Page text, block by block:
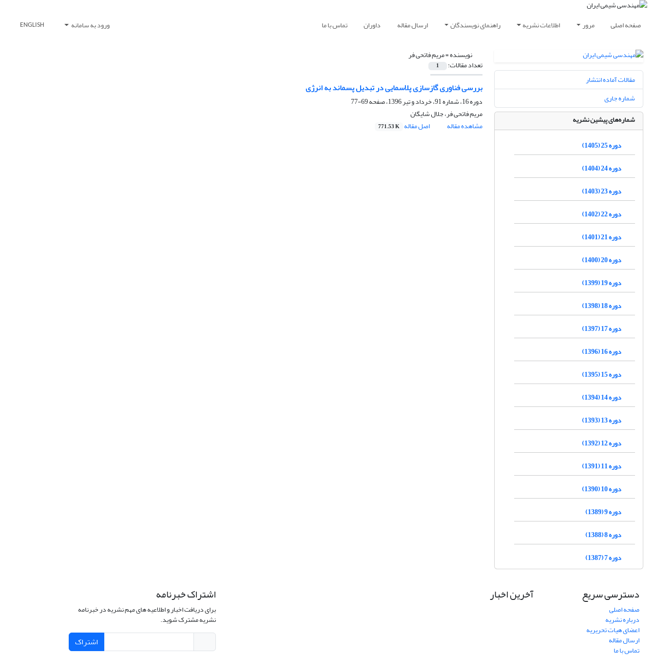
صفحه اصلی مرور اطلاعات نشریه راهنمای نویسندگان ارسال مقاله داوران تماس با ما ورود به سامانه ENGLISH
نویسنده =مریم فاتحی فر
تعداد مقالات: 1
بررسی فناوری گازسازی پلاسمایی در تبدیل پسماند به انرژی
دوره 16، شماره 91، خرداد و تیر 1396، صفحه
69-77
مریم فاتحی فر، جلال شایگان
مشاهده مقاله
اصل مقاله 771.53 K
مقالات آماده انتشار
شماره جاری
شماره‌های پیشین نشریه
دوره 25 (1405)
دوره 24 (1404)
دوره 23 (1403)
دوره 22 (1402)
دوره 21 (1401)
دوره 20 (1400)
دوره 19 (1399)
دوره 18 (1398)
دوره 17 (1397)
دوره 16 (1396)
دوره 15 (1395)
دوره 14 (1394)
دوره 13 (1393)
دوره 12 (1392)
دوره 11 (1391)
دوره 10 (1390)
دوره 9 (1389)
دوره 8 (1388)
دوره 7 (1387)
دسترسی سریع
صفحه اصلی
درباره نشریه
اعضای هیات تحریریه
ارسال مقاله
تماس با ما
آخرین اخبار اشتراک خبرنامه
برای دریافت اخبار و اطلاعیه های مهم نشریه در خبرنامه
نشریه مشترک شوید.
اشتراک